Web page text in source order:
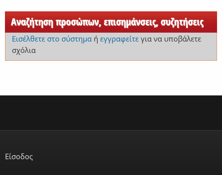
Αναζήτηση προσώπων, επισημάνσεις, συζητήσεις
Εισέλθετε στο σύστημαή εγγραφείτεγια να υποβάλετε
σχόλια
Είσοδος